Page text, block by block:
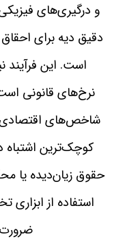
و درگیری‌های
دقیق دیه برای
است. این فرآیند
نرخ‌های قانونی
شاخص‌های اقتصادی
کوچک‌ترین اشتباه
حقوق زیان‌دیده یا
استفاده از